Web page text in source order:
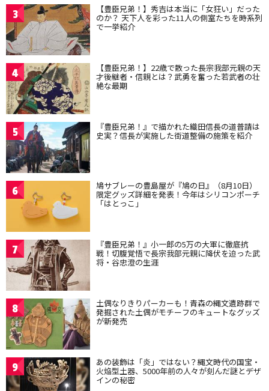
3 【豊臣兄弟！】秀吉は本当に「女狂い」だった
のか？ 天下人を彩った11人の側室たちを時系列
で一挙紹介
4 【豊臣兄弟！】22歳で散った長宗我部元親の天
才後継者・信親とは？武勇を奮った若武者の壮
絶な最期
5 『豊臣兄弟！』で描かれた織田信長の道普請は
史実？信長が実施した街道整備の施策を紹介
6 鳩サブレーの豊島屋が『鳩の日』（8月10日）
限定グッズ詳細を発表！今年はシリコンポーチ
「はとっこ」
7 『豊臣兄弟！』小一郎の5万の大軍に徹底抗
戦！切腹覚悟で長宗我部元親に降伏を迫った武
将・谷忠澄の生涯
8 土偶なりきりパーカーも！青森の縄文遺跡群で
発掘された土偶がモチーフのキュートなグッズ
が新発売
9 あの装飾は「炎」ではない？縄文時代の国宝・
火焔型土器、5000年前の人々が刻んだ謎とデザ
インの秘密